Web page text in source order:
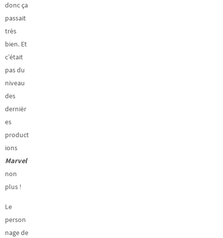
donc ça
passait
très
bien. Et
c’était
pas du
niveau
des
dernièr
es
product
ions
Marvel
non
plus !
Le
person
nage de